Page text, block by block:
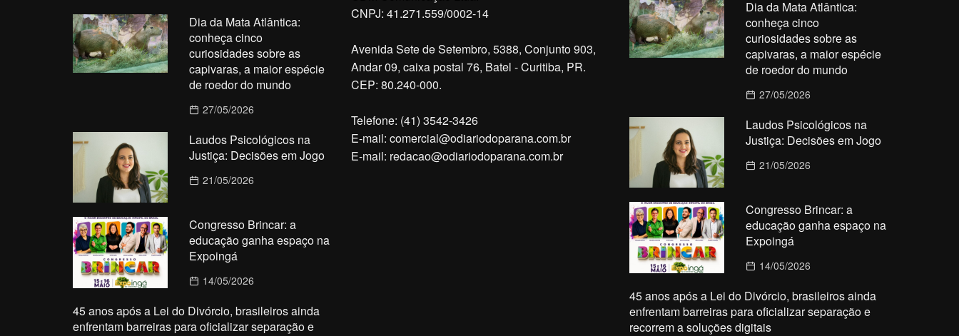
Dia da Mata Atlântica:
conheça cinco
curiosidades sobre as
capivaras, a maior espécie
de roedor do mundo
27/05/2026
Laudos Psicológicos na
Justiça: Decisões em Jogo
21/05/2026
Congresso Brincar: a
educação ganha espaço na
Expoingá
14/05/2026
45 anos após a Lei do Divórcio, brasileiros ainda
enfrentam barreiras para oficializar separação e
CNPJ: 41.271.559/0002-14
Avenida Sete de Setembro, 5388, Conjunto 903,
Andar 09, caixa postal 76, Batel - Curitiba, PR.
CEP: 80.240-000.
Telefone: (41) 3542-3426
E-mail: comercial@odiariodoparana.com.br
E-mail: redacao@odiariodoparana.com.br
Dia da Mata Atlântica:
conheça cinco
curiosidades sobre as
capivaras, a maior espécie
de roedor do mundo
27/05/2026
Laudos Psicológicos na
Justiça: Decisões em Jogo
21/05/2026
Congresso Brincar: a
educação ganha espaço na
Expoingá
14/05/2026
45 anos após a Lei do Divórcio, brasileiros ainda
enfrentam barreiras para oficializar separação e
recorrem a soluções digitais